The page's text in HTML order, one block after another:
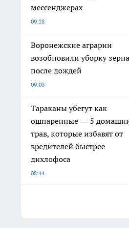
мессенджерах
09:28
Воронежские аграрии
возобновили уборку зерна
после дождей
09:03
Тараканы убегут как
ошпаренные — 5
трав, которые избавят от
вредителей быстрее
дихлофоса
08:44